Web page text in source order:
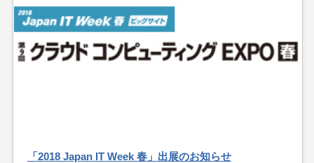
「2018 Japan IT Week 春」出展のお知らせ